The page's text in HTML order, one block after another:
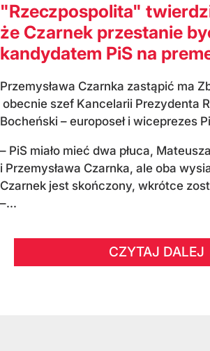
"Rzeczpospolita"
że Czarnek przestanie
kandydatem PiS na
Przemysława Czarnka zastąpić ma
obecnie szef Kancelarii Prezydenta
Bocheński – europoseł i wiceprezes
– PiS miało mieć dwa płuca,
i Przemysława Czarnka, ale oba
Czarnek jest skończony, wkrótce
–...
CZYTAJ DALEJ